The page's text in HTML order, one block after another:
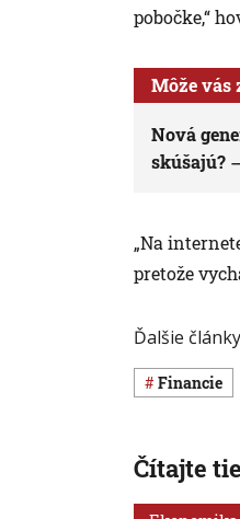
pobočke,“
Môže vás
Nová
skúšajú?
„Na
pretože
Ďalšie
Financie
Čítajte